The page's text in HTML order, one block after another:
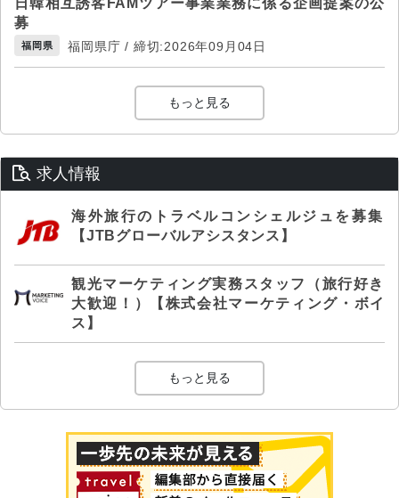
募
福岡県 福岡県庁 / 締切:2026年09月04日
もっと見る
求人情報
海外旅行のトラベルコンシェルジュを募集
【JTBグローバルアシスタンス】
観光マーケティング実務スタッフ（旅行好き
大歓迎！）【株式会社マーケティング・ボイ
ス】
もっと見る